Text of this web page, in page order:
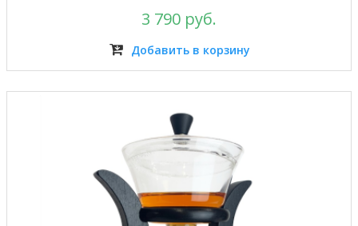
3 790 руб.
Добавить в корзину